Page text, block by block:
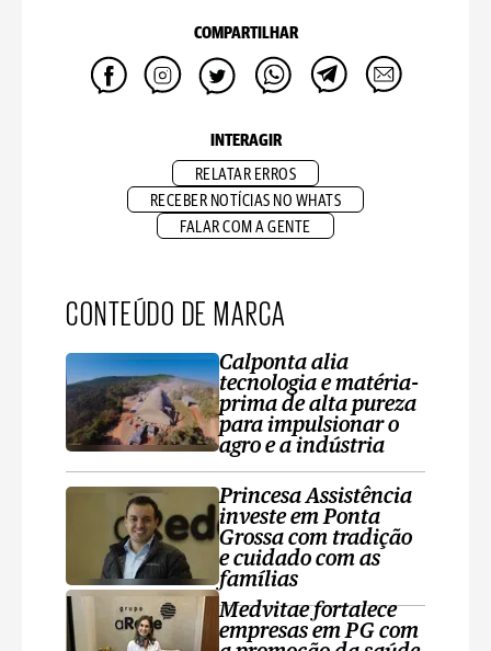
COMPARTILHAR
INTERAGIR
RELATAR ERROS
RECEBER NOTÍCIAS NO WHATS
FALAR COM A GENTE
CONTEÚDO DE MARCA
Calponta alia
tecnologia e matéria-
prima de alta pureza
para impulsionar o
agro e a indústria
Princesa Assistência
investe em Ponta
Grossa com tradição
e cuidado com as
famílias
Medvitae fortalece
empresas em PG com